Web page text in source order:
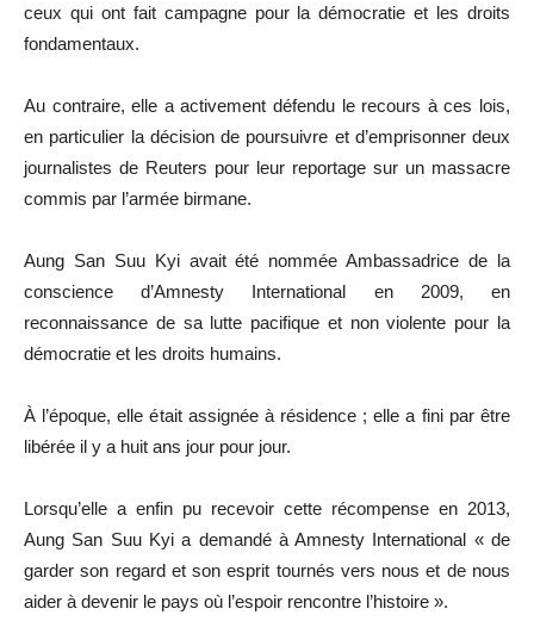
ceux qui ont fait campagne pour la démocratie et les droits
fondamentaux.
Au contraire, elle a activement défendu le recours à ces lois,
en particulier la décision de poursuivre et d’emprisonner deux
journalistes de Reuters pour leur reportage sur un massacre
commis par l’armée birmane.
Aung San Suu Kyi avait été nommée Ambassadrice de la
conscience d’Amnesty International en 2009, en
reconnaissance de sa lutte pacifique et non violente pour la
démocratie et les droits humains.
À l’époque, elle était assignée à résidence ; elle a fini par être
libérée il y a huit ans jour pour jour.
Lorsqu’elle a enfin pu recevoir cette récompense en 2013,
Aung San Suu Kyi a demandé à Amnesty International « de
garder son regard et son esprit tournés vers nous et de nous
aider à devenir le pays où l’espoir rencontre l’histoire ».